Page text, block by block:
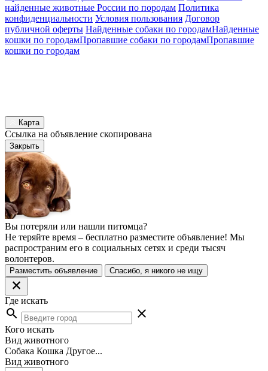
найденные животные России по породам Политика
конфиденциальности Условия пользования Договор
публичной оферты Найденные собаки по городамНайденные
кошки по городамПропавшие собаки по городамПропавшие
кошки по городам
Карта
Ссылка на объявление скопирована
Закрыть
Вы потеряли или нашли питомца?
Не теряйте время – бесплатно разместите объявление! Мы
распространим его в социальных сетях и среди тысяч
волонтеров.
Разместить объявление Спасибо, я никого не ищу
Где искать
search close
Кого искать
Вид животного
Собака Кошка Другое...
Вид животного